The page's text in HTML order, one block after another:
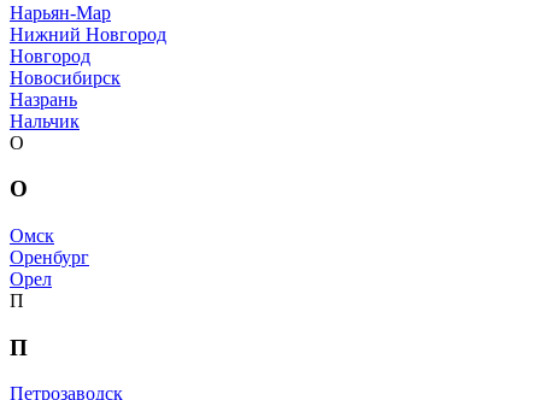
Нарьян-Мар
Нижний Новгород
Новгород
Новосибирск
Назрань
Нальчик
О
О
Омск
Оренбург
Орел
П
П
Петрозаводск